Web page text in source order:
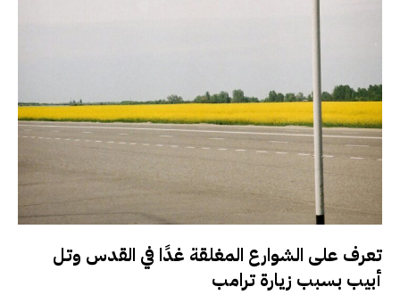
تعرف على الشوارع المغلقة غدًا في القدس وتل
أبيب بسبب زيارة ترامب